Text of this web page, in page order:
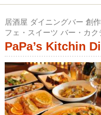
居酒屋 ダイニングバー 創
フェ・スイーツ バー・カ
PaPa’s Kitchin